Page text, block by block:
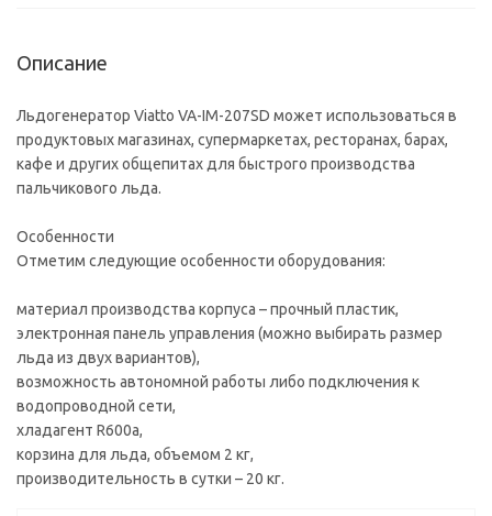
Описание
Льдогенератор Viatto VA-IM-207SD может использоваться в
продуктовых магазинах, супермаркетах, ресторанах, барах,
кафе и других общепитах для быстрого производства
пальчикового льда.
Особенности
Отметим следующие особенности оборудования:
материал производства корпуса – прочный пластик,
электронная панель управления (можно выбирать размер
льда из двух вариантов),
возможность автономной работы либо подключения к
водопроводной сети,
хладагент R600a,
корзина для льда, объемом 2 кг,
производительность в сутки – 20 кг.